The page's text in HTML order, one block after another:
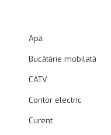
Apă
Bucătărie mobilată
CATV
Contor electric
Curent